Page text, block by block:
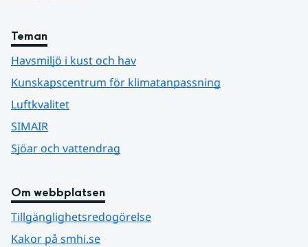
Teman
Havsmiljö i kust och hav
Kunskapscentrum för klimatanpassning
Luftkvalitet
SIMAIR
Sjöar och vattendrag
Om webbplatsen
Tillgänglighetsredogörelse
Kakor på smhi.se